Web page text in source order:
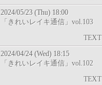
2024/05/23 (Thu) 18:00
「きれいレイキ通信」vol.103
TEXT
2024/04/24 (Wed) 18:15
「きれいレイキ通信」vol.102
TEXT